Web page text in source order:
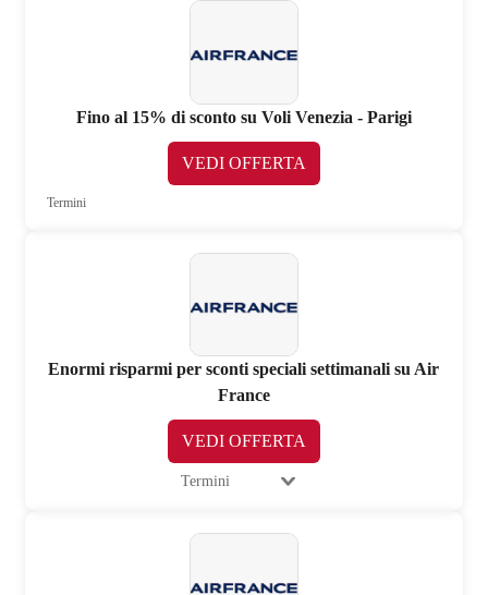
Fino al 15% di sconto su Voli Venezia - Parigi
VEDI OFFERTA
Termini
Enormi risparmi per sconti speciali settimanali su Air
France
VEDI OFFERTA
Termini